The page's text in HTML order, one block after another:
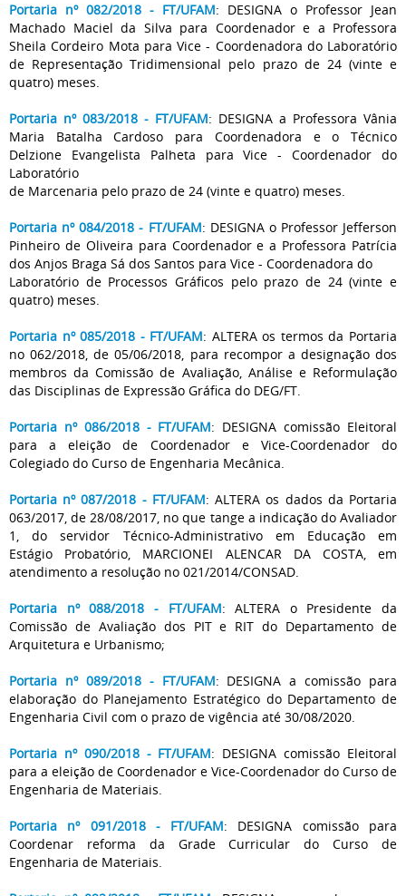
Portaria nº 082/2018 - FT/UFAM: DESIGNA o Professor Jean
Machado Maciel da Silva para Coordenador e a Professora
Sheila Cordeiro Mota para Vice - Coordenadora do Laboratório
de Representação Tridimensional pelo prazo de 24 (vinte e
quatro) meses.
Portaria nº 083/2018 - FT/UFAM: DESIGNA a Professora Vânia
Maria Batalha Cardoso para Coordenadora e o Técnico
Delzione Evangelista Palheta para Vice - Coordenador do
Laboratório
de Marcenaria pelo prazo de 24 (vinte e quatro) meses.
Portaria nº 084/2018 - FT/UFAM: DESIGNA o Professor Jefferson
Pinheiro de Oliveira para Coordenador e a Professora Patrícia
dos Anjos Braga Sá dos Santos para Vice - Coordenadora do
Laboratório de Processos Gráficos pelo prazo de 24 (vinte e
quatro) meses.
Portaria nº 085/2018 - FT/UFAM: ALTERA os termos da Portaria
no 062/2018, de 05/06/2018, para recompor a designação dos
membros da Comissão de Avaliação, Análise e Reformulação
das Disciplinas de Expressão Gráfica do DEG/FT.
Portaria nº 086/2018 - FT/UFAM: DESIGNA comissão Eleitoral
para a eleição de Coordenador e Vice-Coordenador do
Colegiado do Curso de Engenharia Mecânica.
Portaria nº 087/2018 - FT/UFAM: ALTERA os dados da Portaria
063/2017, de 28/08/2017, no que tange a indicação do Avaliador
1, do servidor Técnico-Administrativo em Educação em
Estágio Probatório, MARCIONEI ALENCAR DA COSTA, em
atendimento a resolução no 021/2014/CONSAD.
Portaria nº 088/2018 - FT/UFAM: ALTERA o Presidente da
Comissão de Avaliação dos PIT e RIT do Departamento de
Arquitetura e Urbanismo;
Portaria nº 089/2018 - FT/UFAM: DESIGNA a comissão para
elaboração do Planejamento Estratégico do Departamento de
Engenharia Civil com o prazo de vigência até 30/08/2020.
Portaria nº 090/2018 - FT/UFAM: DESIGNA comissão Eleitoral
para a eleição de Coordenador e Vice-Coordenador do Curso de
Engenharia de Materiais.
Portaria nº 091/2018 - FT/UFAM: DESIGNA comissão para
Coordenar reforma da Grade Curricular do Curso de
Engenharia de Materiais.